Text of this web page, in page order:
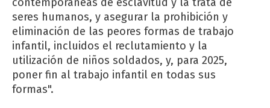
seres humanos, y asegurar la prohibición y
eliminación de las peores formas de trabajo
infantil, incluidos el reclutamiento y la
utilización de niños soldados, y, para 2025,
poner fin al trabajo infantil en todas sus
formas".